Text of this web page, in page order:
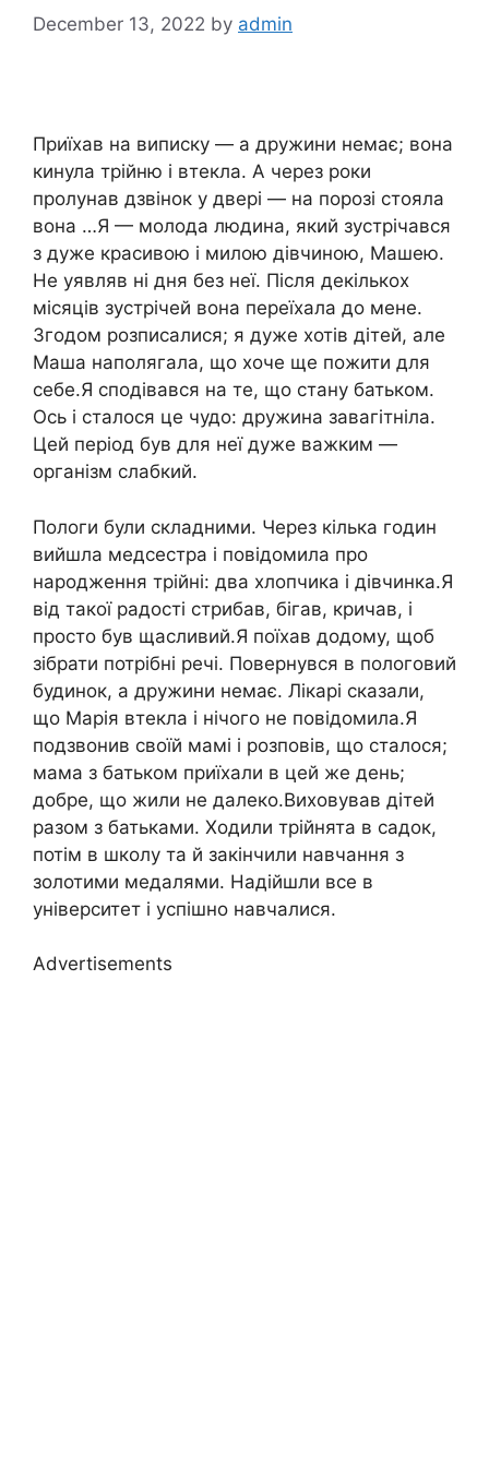
December 13, 2022 by admin
Приїхав на виписку — а дружини немає; вона
кинула трійню і втекла. А через роки
пролунав дзвінок у двері — на порозі стояла
вона …Я — молода людина, який зустрічався
з дуже красивою і милою дівчиною, Машею.
Не уявляв ні дня без неї. Після декількох
місяців зустрічей вона переїхала до мене.
Згодом розписалися; я дуже хотів дітей, але
Маша наполягала, що хоче ще пожити для
себе.Я сподівався на те, що стану батьком.
Ось і сталося це чудо: дружина завагітніла.
Цей період був для неї дуже важким —
організм слабкий.
Пологи були складними. Через кілька годин
вийшла медсестра і повідомила про
народження трійні: два хлопчика і дівчинка.Я
від такої радості стрибав, бігав, кричав, і
просто був щасливий.Я поїхав додому, щоб
зібрати потрібні речі. Повернувся в пологовий
будинок, а дружини немає. Лікарі сказали,
що Марія втекла і нічого не повідомила.Я
подзвонив своїй мамі і розповів, що сталося;
мама з батьком приїхали в цей же день;
добре, що жили не далеко.Виховував дітей
разом з батьками. Ходили трійнята в садок,
потім в школу та й закінчили навчання з
золотими медалями. Надійшли все в
університет і успішно навчалися.
Advertisements